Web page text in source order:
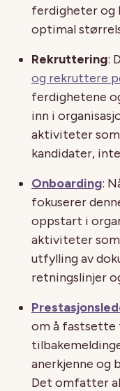
ferdigheter og
optimal
Rekruttering:
og rekruttere
ferdighetene
inn i
aktiviteter som
kandidater,
Onboarding:
fokuserer
oppstart i
aktiviteter
utfylling av
retningslinjer
om å fastsette
anerkjenne og
Det omfatter